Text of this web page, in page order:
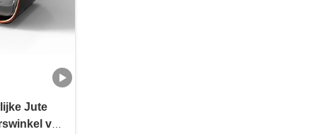
Jute
van